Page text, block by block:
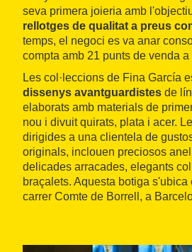
seva primera joieria amb
rellotges de qualitat a preus
temps, el negoci es va anar
compta amb 21 punts de venda
Les col·leccions de Fina García
dissenys avantguardistes de
elaborats amb materials de
nou i divuit quirats, plata i acer.
dirigides a una clientela de
originals, inclouen preciosos
delicades arracades, elegants
braçalets. Aquesta botiga s'ubica
carrer Comte de Borrell, a